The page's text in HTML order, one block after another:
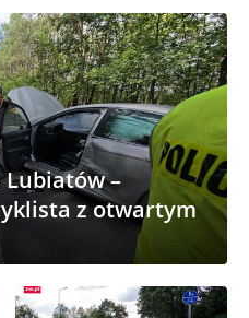
–
z otwartym